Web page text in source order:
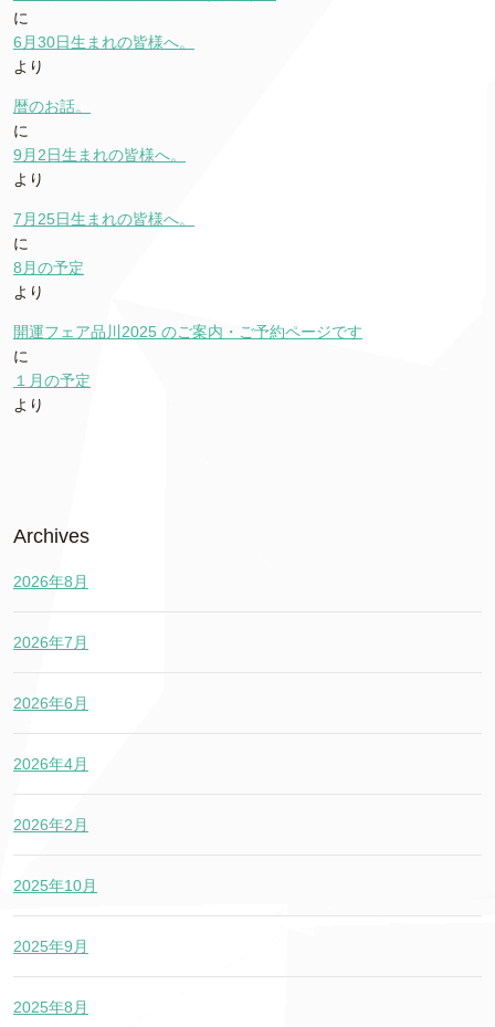
に
6月30日生まれの皆様へ。
より
暦のお話。
に
9月2日生まれの皆様へ。
より
7月25日生まれの皆様へ。
に
8月の予定
より
開運フェア品川2025 のご案内・ご予約ページです
に
１月の予定
より
Archives
2026年8月
2026年7月
2026年6月
2026年4月
2026年2月
2025年10月
2025年9月
2025年8月